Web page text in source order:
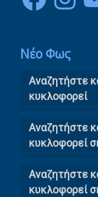
Νέο Φως
Αναζητήστε
κυκλοφορεί
Αναζητήστε
κυκλοφορεί
Αναζητήστε
κυκλοφορεί